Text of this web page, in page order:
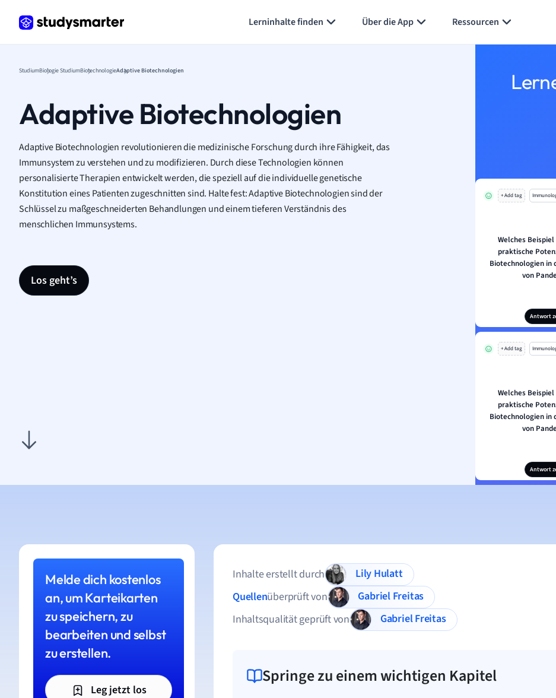
Lerninhalte finden Über die App Ressourcen
StudiumBiologie StudiumBiotechnologieAdaptive Biotechnologien
Adaptive Biotechnologien
Adaptive Biotechnologien revolutionieren die medizinische Forschung durch ihre Fähigkeit, das
Immunsystem zu verstehen und zu modifizieren. Durch diese Technologien können
personalisierte Therapien entwickelt werden, die speziell auf die individuelle genetische
Konstitution eines Patienten zugeschnitten sind. Halte fest: Adaptive Biotechnologien sind der
Schlüssel zu maßgeschneiderten Behandlungen und einem tieferen Verständnis des
menschlichen Immunsystems.
Los geht’s
+ Add tag
Welches
praktische
Biotechnologien in
von
Antwort
+ Add tag
Welches
praktische
Biotechnologien in
von
Antwort
Melde dich kostenlos
an, um Karteikarten
zu speichern, zu
bearbeiten und selbst
zu erstellen.
Leg jetzt los
Inhalte erstellt durch
Lily Hulatt
Quellenüberprüft von
Gabriel Freitas
Inhaltsqualität geprüft von
Gabriel Freitas
Springe zu einem wichtigen Kapitel